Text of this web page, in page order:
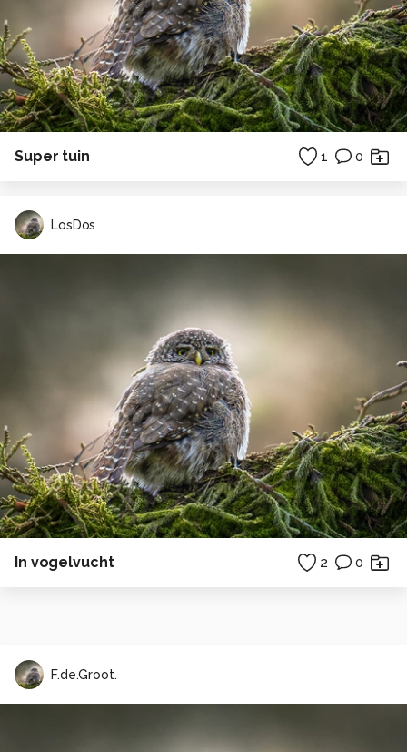
Super tuin 1 0
LosDos
In vogelvucht 2 0
F.de.Groot.